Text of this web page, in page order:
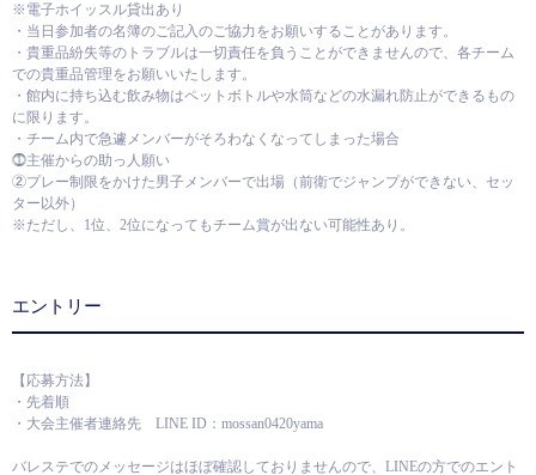
※電子ホイッスル貸出あり
・当日参加者の名簿のご記入のご協力をお願いすることがあります。
・貴重品紛失等のトラブルは一切責任を負うことができませんので、各チーム
での貴重品管理をお願いいたします。
・館内に持ち込む飲み物はペットボトルや水筒などの水漏れ防止ができるもの
に限ります。
・チーム内で急遽メンバーがそろわなくなってしまった場合
⓵主催からの助っ人願い
②プレー制限をかけた男子メンバーで出場（前衛でジャンプができない、セッ
ター以外）
※ただし、1位、2位になってもチーム賞が出ない可能性あり。
エントリー
【応募方法】
・先着順
・大会主催者連絡先 LINE ID：mossan0420yama
バレステでのメッセージはほぼ確認しておりませんので、LINEの方でのエント